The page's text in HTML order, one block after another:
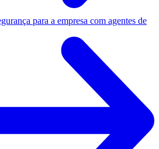
para a empresa com agentes de